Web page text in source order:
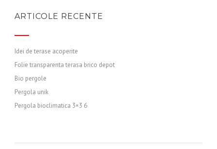
ARTICOLE RECENTE
Idei de terase acoperite
Folie transparenta terasa brico depot
Bio pergole
Pergola unik
Pergola bioclimatica 3×3 6